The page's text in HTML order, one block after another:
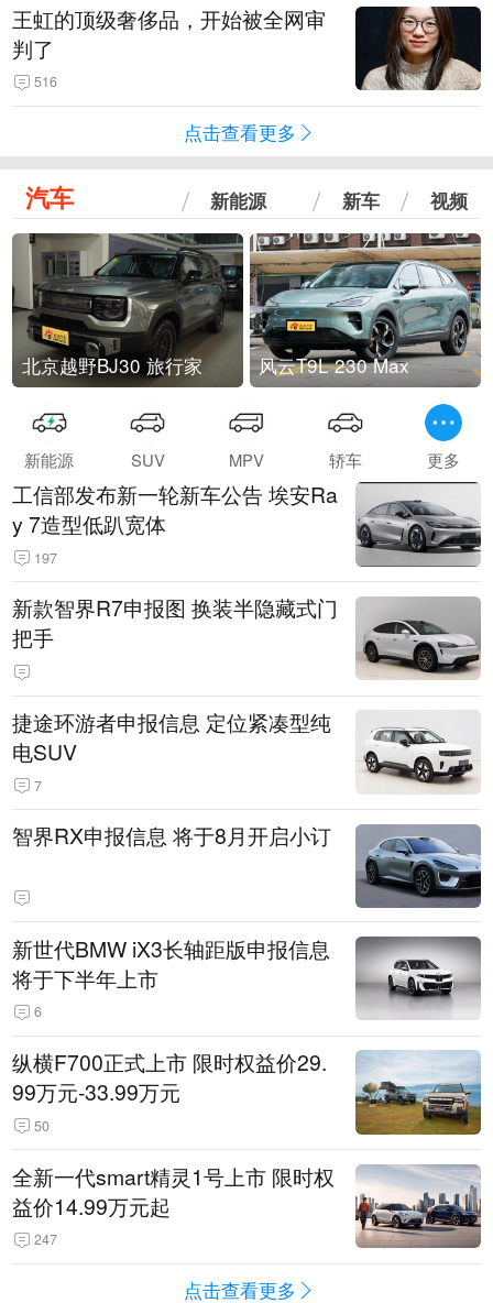
王虹的顶级奢侈品，开始被全网审
判了
516
点击查看更多
汽车 新能源 新车 视频
北京越野BJ30 旅行家 风云T9L 230 Max
新能源 SUV MPV 轿车 更多
工信部发布新一轮新车公告 埃安Ra
y 7造型低趴宽体
197
新款智界R7申报图 换装半隐藏式门
把手
捷途环游者申报信息 定位紧凑型纯
电SUV
7
智界RX申报信息 将于8月开启小订
新世代BMW iX3长轴距版申报信息
将于下半年上市
6
纵横F700正式上市 限时权益价29.
99万元-33.99万元
50
全新一代smart精灵1号上市 限时权
益价14.99万元起
247
点击查看更多